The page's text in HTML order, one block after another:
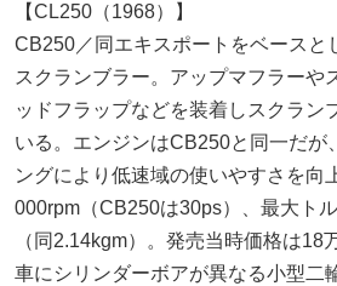
【CL250（1968）】
CB250／同エキスポートをベースと
スクランブラー。アップマフラーや
ッドフラップなどを装着しスクラン
いる。エンジンはCB250と同一だが
ングにより低速域の使いやすさを向
000rpm（CB250は30ps）、最大ト
（同2.14kgm）。発売当時価格は18
車にシリンダーボアが異なる小型二